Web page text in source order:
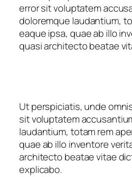
error sit voluptatem
doloremque laudantium,
eaque ipsa, quae ab illo
quasi architecto beatae
Ut perspiciatis, unde
sit voluptatem
laudantium, totam rem
quae ab illo inventore
architecto beatae vitae
explicabo.